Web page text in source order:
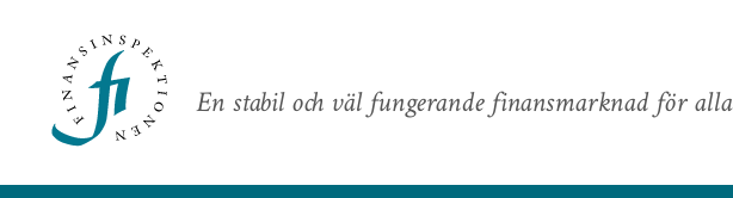
En stabil och väl fungerande finansmarknad för alla